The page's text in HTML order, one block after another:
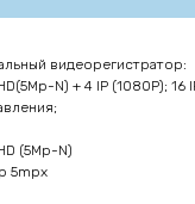
видеорегистратор:
N) + 4 IP (1080P); 16
(5Mp-N)
5mpx